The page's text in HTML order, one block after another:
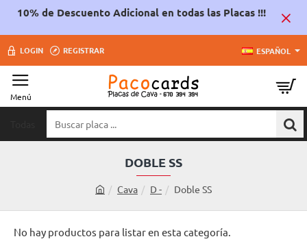
10% de Descuento Adicional en todas las Placas !!!
LOGIN REGISTRAR ESPAÑOL
placa
DOBLE SS
o
m
Cava D - Doble SS
No hay productos para listar en esta categoría.